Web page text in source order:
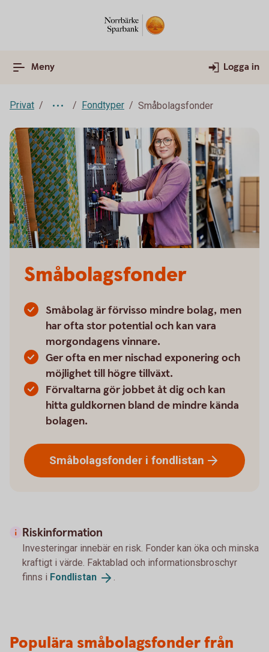
Meny Logga in
Privat Fondtyper Småbolagsfonder
Småbolagsfonder
Småbolag är förvisso mindre bolag, men
har ofta stor potential och kan vara
morgondagens vinnare.
Ger ofta en mer nischad exponering och
möjlighet till högre tillväxt.
Förvaltarna gör jobbet åt dig och kan
hitta guldkornen bland de mindre kända
bolagen.
Småbolagsfonder i fondlistan
Riskinformation
Investeringar innebär en risk. Fonder kan öka och minska
kraftigt i värde. Faktablad och informationsbroschyr
finns i Fondlistan .
Populära småbolagsfonder från